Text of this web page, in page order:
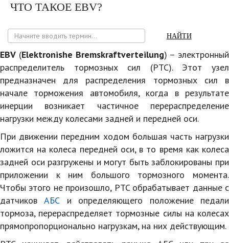
ЧТО ТАКОЕ EBV?
НАЙТИ
EBV (Elektronishe Bremskraftverteilung) – электронный
распределитель тормозных сил (PTC). Этот узел
предназначен для распределения тормозных сил в
начале торможения автомобиля, когда в результате
инерции возникает частичное перераспределение
нагрузки между колесами задней и передней оси.
При движении передним ходом большая часть нагрузки
ложится на колеса передней оси, в то время как колеса
задней оси разгружены и могут быть заблокированы при
приложении к ним большого тормозного момента.
Чтобы этого не произошло, PTC обрабатывает данные с
датчиковАБС и определяющего положение педали
тормоза, перераспределяет тормозные силы на колесах
прямопропорционально нагрузкам, на них действующим.